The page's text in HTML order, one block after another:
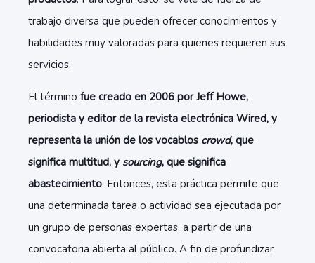
trabajo diversa que pueden ofrecer conocimientos y
habilidades muy valoradas para quienes requieren sus
servicios.
El término fue creado en 2006 por Jeff Howe,
periodista y editor de la revista electrónica Wired, y
representa la unión de los vocablos crowd, que
significa multitud, y sourcing, que significa
abastecimiento. Entonces, esta práctica permite que
una determinada tarea o actividad sea ejecutada por
un grupo de personas expertas, a partir de una
convocatoria abierta al público. A fin de profundizar